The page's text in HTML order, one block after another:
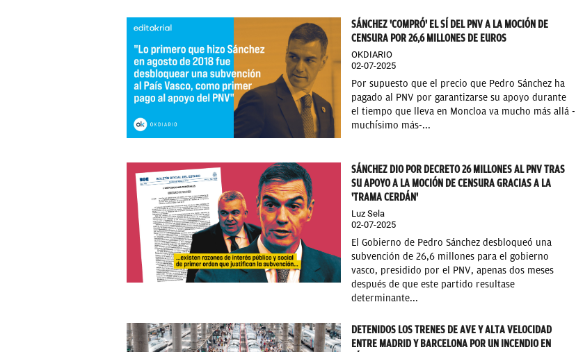
SÁNCHEZ 'COMPRÓ' EL SÍ DEL PNV A LA MOCIÓN DE
CENSURA POR 26,6 MILLONES DE EUROS
OKDIARIO
02-07-2025
Por supuesto que el precio que Pedro Sánchez ha
pagado al PNV por garantizarse su apoyo durante
el tiempo que lleva en Moncloa va mucho más allá -
muchísimo más-...
SÁNCHEZ DIO POR DECRETO 26 MILLONES AL PNV TRAS
SU APOYO A LA MOCIÓN DE CENSURA GRACIAS A LA
'TRAMA CERDÁN'
Luz Sela
02-07-2025
El Gobierno de Pedro Sánchez desbloqueó una
subvención de 26,6 millones para el gobierno
vasco, presidido por el PNV, apenas dos meses
después de que este partido resultase
determinante...
DETENIDOS LOS TRENES DE AVE Y ALTA VELOCIDAD
ENTRE MADRID Y BARCELONA POR UN INCENDIO EN